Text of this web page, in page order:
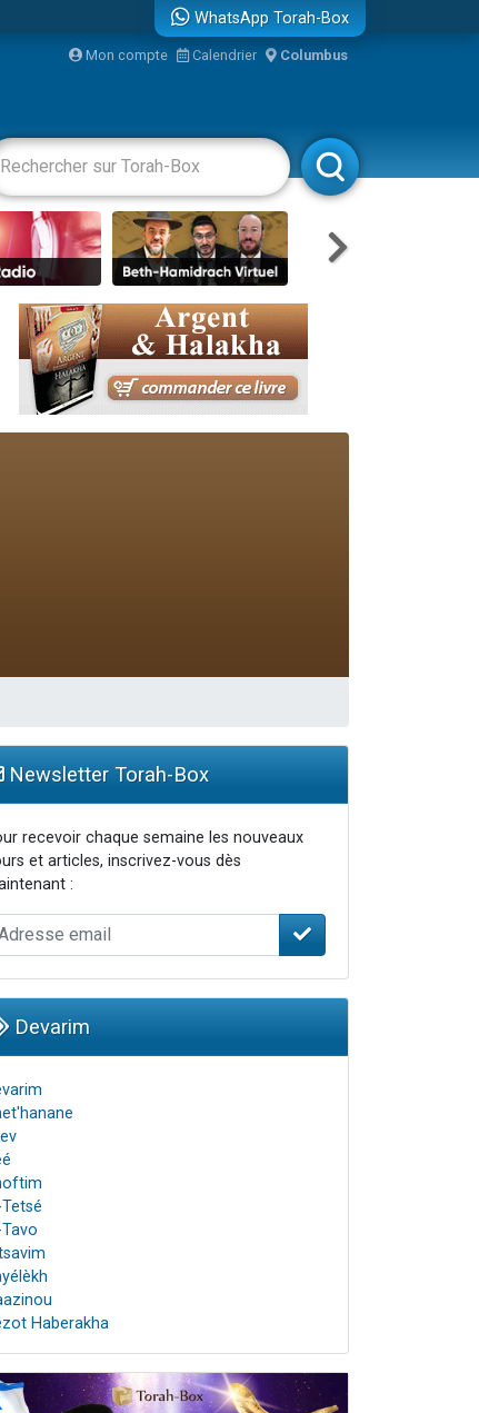
WhatsApp Torah-Box
Mon compte Calendrier Columbus
Livres Rabbanim
Newsletter Torah-Box
recevoir chaque semaine les nouveaux
et articles, inscrivez-vous dès
:
Devarim
Tetsé
Tavo
Haberakha